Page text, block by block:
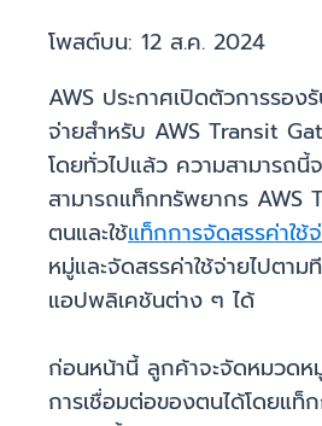
โพสต์บน: 12 ส.ค. 2024
AWS ประกาศเปิดตัวการรอง
จ่ายสำหรับ AWS Transit
โดยทั่วไปแล้ว ความสามารถนี้
สามารถแท็กทรัพยากร AWS
ตนและใช้แท็กการจัดสรรค่าใช้
หมู่และจัดสรรค่าใช้จ่ายไปตา
แอปพลิเคชันต่าง ๆ ได้
ก่อนหน้านี้ ลูกค้าจะจัดหมวดห
การเชื่อมต่อของตนได้โดยแท็